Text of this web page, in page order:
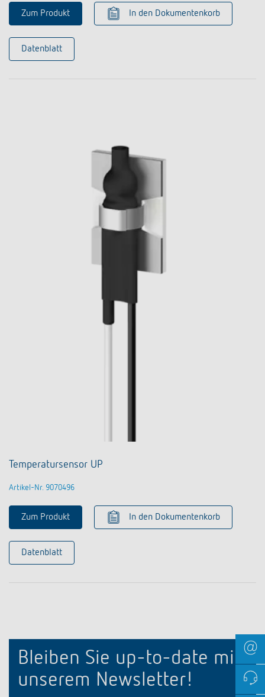
Zum Produkt In den Dokumentenkorb
Datenblatt
Temperatursensor UP
Artikel-Nr. 9070496
Zum Produkt In den Dokumentenkorb
Datenblatt
Bleiben Sie up-to-date mit
unserem Newsletter!